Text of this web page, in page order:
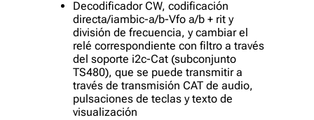
Decodificador CW, codificación
directa/iambic-a/b-Vfo a/b + rit y
división de frecuencia, y cambiar el
relé correspondiente con filtro a través
del soporte i2c-Cat (subconjunto
TS480), que se puede transmitir a
través de transmisión CAT de audio,
pulsaciones de teclas y texto de
visualización